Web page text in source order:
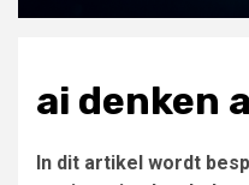
ai denken
In dit artikel wordt